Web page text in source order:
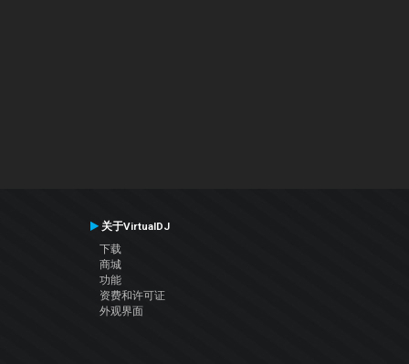
关于VirtualDJ
下载
商城
功能
资费和许可证
外观界面